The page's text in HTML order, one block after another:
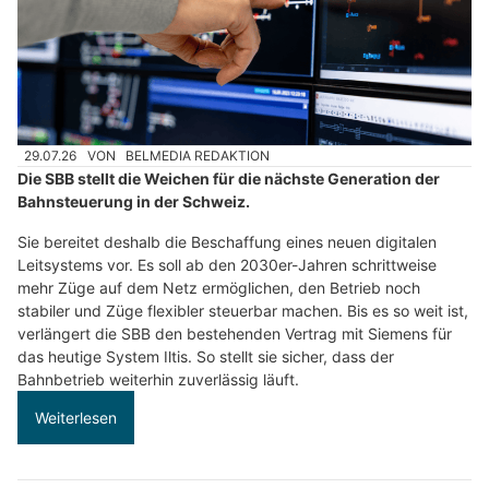
29.07.26 VON BELMEDIA REDAKTION
Die SBB stellt die Weichen für die nächste Generation der
Bahnsteuerung in der Schweiz.
Sie bereitet deshalb die Beschaffung eines neuen digitalen
Leitsystems vor. Es soll ab den 2030er-Jahren schrittweise
mehr Züge auf dem Netz ermöglichen, den Betrieb noch
stabiler und Züge flexibler steuerbar machen. Bis es so weit ist,
verlängert die SBB den bestehenden Vertrag mit Siemens für
das heutige System Iltis. So stellt sie sicher, dass der
Bahnbetrieb weiterhin zuverlässig läuft.
Weiterlesen